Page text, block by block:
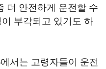
더 안전하게 운전할 수
부각되고 있기도 하
서는 고령자들이 운전